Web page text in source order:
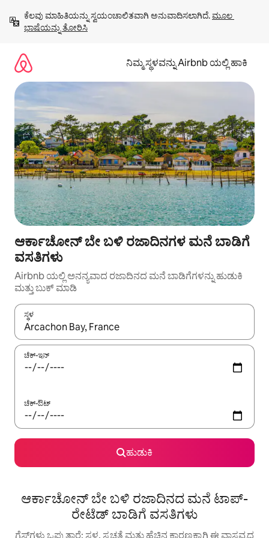
ಹೋಗಿ
ಕೆಲವು ಮಾಹಿತಿಯನ್ನು ಸ್ವಯಂಚಾಲಿತವಾಗಿ ಅನುವಾದಿಸಲಾಗಿದೆ. ಮೂಲ
ಭಾಷೆಯನ್ನು ತೋರಿಸಿ
ನಿಮ್ಮ ಸ್ಥಳವನ್ನು Airbnb ಯಲ್ಲಿ ಹಾಕಿ
ಆರ್ಕಾಚೋನ್ ಬೇ ಬಳಿ ರಜಾದಿನಗಳ ಮನೆ ಬಾಡಿಗೆ
ವಸತಿಗಳು
Airbnb ಯಲ್ಲಿ ಅನನ್ಯವಾದ ರಜಾದಿನದ ಮನೆ ಬಾಡಿಗೆಗಳನ್ನು ಹುಡುಕಿ
ಮತ್ತು ಬುಕ್ ಮಾಡಿ
ಸ್ಥಳ
ಫಲಿತಾಂಶಗಳು ಲಭ್ಯವಿರುವಾಗ, ಅಪ್ ಮತ್ತು ಡೌನ್ ಬಾಣದ ಕೀಲಿಗಳೊಂದಿಗೆ
ಚೆಕ್-ಇನ್
ಚೆಕ್-ಔಟ್
ಹುಡುಕಿ
ಆರ್ಕಾಚೋನ್ ಬೇ ಬಳಿ ರಜಾದಿನದ ಮನೆ ಟಾಪ್-
ರೇಟೆಡ್ ಬಾಡಿಗೆ ವಸತಿಗಳು
ಗೆಸ್ಟ್‌ಗಳು ಒಪ್ಪುತ್ತಾರೆ: ಸ್ಥಳ, ಸ್ವಚ್ಛತೆ ಮತ್ತು ಹೆಚ್ಚಿನ ಕಾರಣಕ್ಕಾಗಿ ಈ ವಾಸ್ತವ್ಯದ